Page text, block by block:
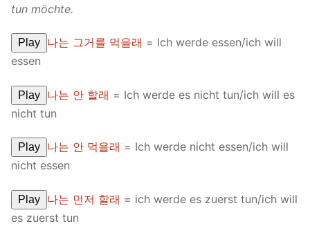
tun möchte.
Play 나는 그거를 먹을래 = Ich werde essen/ich will
essen
Play 나는 안 할래 = Ich werde es nicht tun/ich will es
nicht tun
Play 나는 안 먹을래 = Ich werde nicht essen/ich will
nicht essen
Play 나는 먼저 할래 = ich werde es zuerst tun/ich will
es zuerst tun